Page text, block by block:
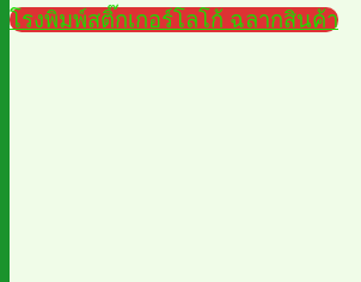
โรงพิมพ์สติ๊กเกอร์โลโก้ ฉลากสินค้า